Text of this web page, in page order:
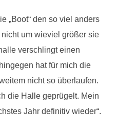
„Boot“ den so viel anders
um wieviel größer sie
verschlingt einen
hat für mich die
nicht so überlaufen.
die Halle geprügelt. Mein
Jahr definitiv wieder“.